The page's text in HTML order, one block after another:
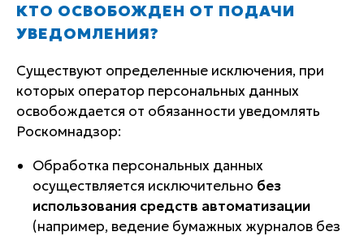
КТО ОСВОБОЖДЕН ОТ ПОДАЧИ
УВЕДОМЛЕНИЯ?
Существуют определенные исключения, при
которых оператор персональных данных
освобождается от обязанности уведомлять
Роскомнадзор:
Обработка персональных данных
осуществляется исключительно без
использования средств автоматизации
(например, ведение бумажных журналов без